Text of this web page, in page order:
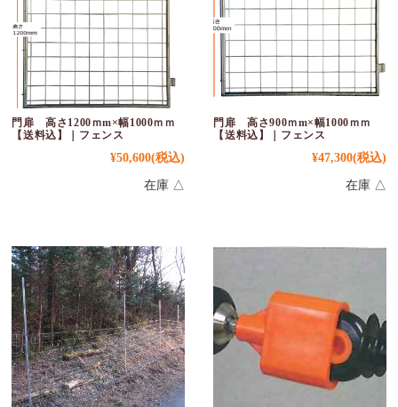
門扉 高さ1200ｍm×幅1000ｍｍ
【送料込】｜フェンス
¥50,600(税込)
在庫 △
門扉 高さ900ｍm×幅1000ｍｍ
【送料込】｜フェンス
¥47,300(税込)
在庫 △